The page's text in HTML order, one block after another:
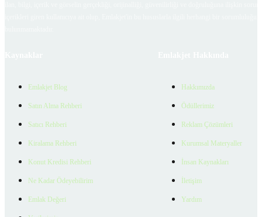
Emlakjet Blog
Satın Alma Rehberi
Satıcı Rehberi
Kiralama Rehberi
Konut Kredisi Rehberi
Ne Kadar Ödeyebilirim
Emlak Değeri
Hakkımızda
Ödüllerimiz
Reklam Çözümleri
Kurumsal Materyaller
İnsan Kaynakları
İletişim
Yardım